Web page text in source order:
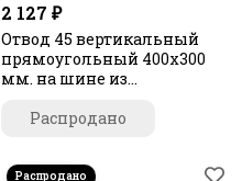
2 127 ₽
Отвод 45 вертикальный
прямоугольный 400х300
мм. на шине из
Распродано